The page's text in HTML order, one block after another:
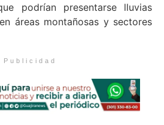
podrían presentarse lluvias
áreas montañosas y sectores
Publicidad